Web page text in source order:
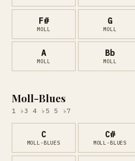
F#
MOLL
G
MOLL
A
MOLL
Bb
MOLL
Moll-Blues
1 ♭3 4 ♭5 5 ♭7
C
MOLL-BLUES
C#
MOLL-BLUES